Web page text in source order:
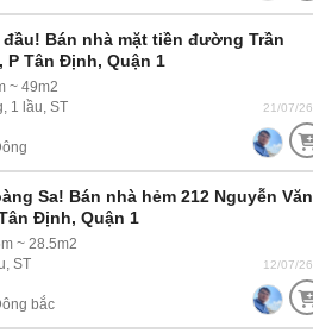
Bán nhà mặt tiền đường Trần
P Tân Định, Quận 1
~ 49m2
1 lầu, ST
21/07/26
Sa! Bán nhà hẻm 212 Nguyễn Văn
Định, Quận 1
~ 28.5m2
ST
bắc
12/07/26